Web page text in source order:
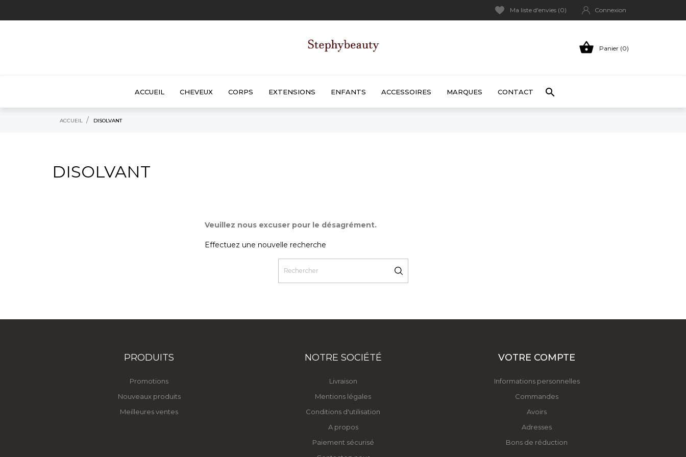
Ma liste d'envies (0) Connexion
 Panier (0)
ACCUEIL CHEVEUX CORPS EXTENSIONS ENFANTS ACCESSOIRES MARQUES CONTACT 
ACCUEIL DISOLVANT
DISOLVANT
Veuillez nous excuser pour le désagrément.
Effectuez une nouvelle recherche
PRODUITS
Promotions
Nouveaux produits
Meilleures ventes
NOTRE SOCIÉTÉ
Livraison
Mentions légales
Conditions d'utilisation
A propos
Paiement sécurisé
VOTRE COMPTE
Informations personnelles
Commandes
Avoirs
Adresses
Bons de réduction